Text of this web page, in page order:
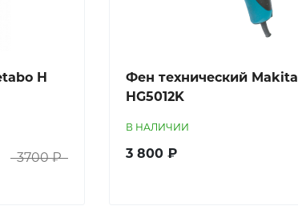
H
3700 ₽
Фен технический Makita
HG5012K
В НАЛИЧИИ
3 800 ₽